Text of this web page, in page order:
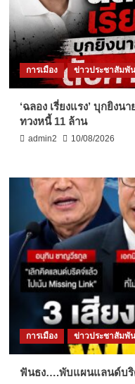
การเมือง ข่าวประชาสัมพั
‘ฉลอง เรี่ยงแรง’ บุกยิง
ทวงหนี้ 11 ล้าน
admin2 10/08/2026
การเมือง ข่าวประชาสัมพั
ฟันธง….พับแผนแลนด์บริ